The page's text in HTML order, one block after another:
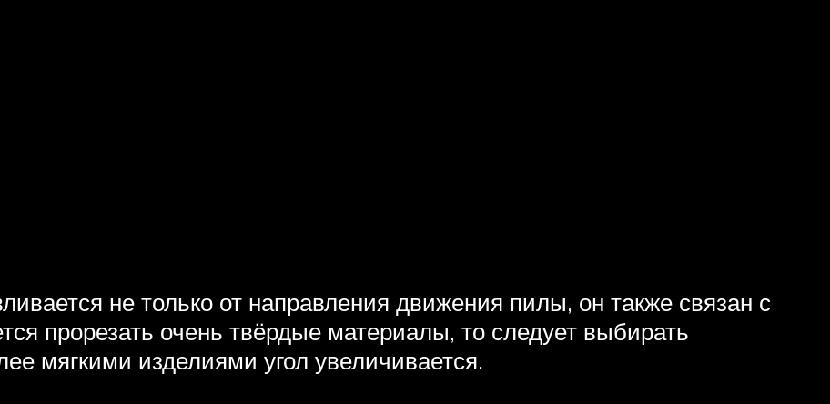
не только от направления движения пилы, он также связан с
прорезать очень твёрдые материалы, то следует выбирать
мягкими изделиями угол увеличивается.